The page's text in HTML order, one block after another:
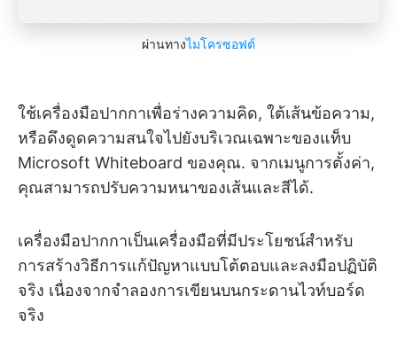
ผ่านทางไมโครซอฟต์
ใช้เครื่องมือปากกาเพื่อร่างความคิด, ใต้เส้นข้อความ,
หรือดึงดูดความสนใจไปยังบริเวณเฉพาะของแท็บ
Microsoft Whiteboard ของคุณ. จากเมนูการตั้งค่า,
คุณสามารถปรับความหนาของเส้นและสีได้.
เครื่องมือปากกาเป็นเครื่องมือที่มีประโยชน์สำหรับ
การสร้างวิธีการแก้ปัญหาแบบโต้ตอบและลงมือปฏิบัติ
จริง เนื่องจากจำลองการเขียนบนกระดานไวท์บอร์ด
จริง